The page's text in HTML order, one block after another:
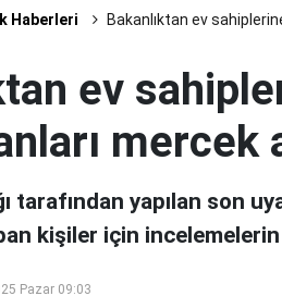
Haberleri Bakanlıktan ev
ev
mercek
tarafından yapılan son
kişiler için
Pazar 09:03